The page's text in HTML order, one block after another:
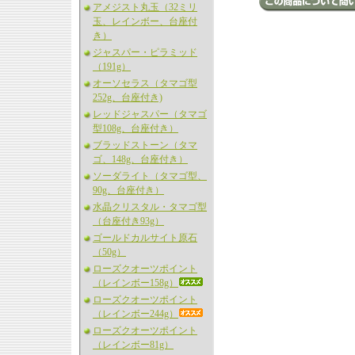
アメジスト丸玉（32ミリ
玉、レインボー、台座付
き）
ジャスパー・ピラミッド
（191g）
オーソセラス（タマゴ型
252g、台座付き)
レッドジャスパー（タマゴ
型108g、台座付き）
ブラッドストーン（タマ
ゴ、148g、台座付き）
ソーダライト（タマゴ型、
90g、台座付き）
水晶クリスタル・タマゴ型
（台座付き93g）
ゴールドカルサイト原石
（50g）
ローズクオーツポイント
（レインボー158g）
ローズクオーツポイント
（レインボー244g）
ローズクオーツポイント
（レインボー81g）